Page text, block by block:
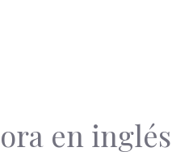
en inglés